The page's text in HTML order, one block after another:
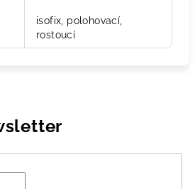
isofix, polohovací,
rostoucí